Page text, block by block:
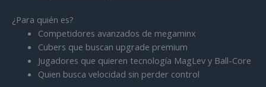
¿Para quién es?
Competidores avanzados de megaminx
Cubers que buscan upgrade premium
Jugadores que quieren tecnología MagLev y Ball-Core
Quien busca velocidad sin perder control